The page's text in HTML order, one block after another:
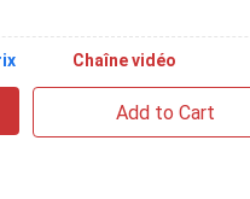
Chaîne vidéo
Add to Cart